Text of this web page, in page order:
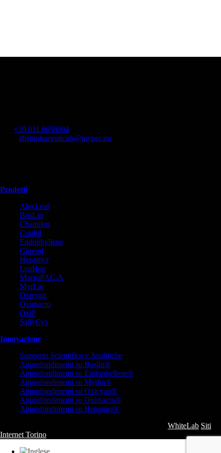
+39 011 0658004
abelnutraceuticals@mypec.eu
Prodotti
AlexLeaf
BosLiq
Chamilen
Corilol
Endophyllene
Ginerol
Hepamyr
LenHop
MacroPAC-A
MyrLiq
Oxicyan
Oximacro
OxiP
SallyCys
Innovazione
Supporto Scientifico e Analitiche
Approfondimenti su Bosliq®
Approfondimenti su Endophyllene®
Approfondimenti su Myrliq®
Approfondimenti su Oxicyan®
Approfondimenti su Oximacro®
Approfondimenti su Hepamyr®
WhiteLab Siti
Internet Torino